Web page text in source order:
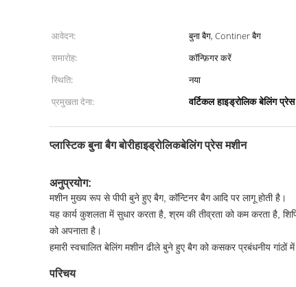
आवेदन: बुना बैग, Continer बैग
समारोह:
कॉन्फ़िगर करें
स्थिति:
नया
प्रमुखता देना:
वर्टिकल हाइड्रोलिक बेलिंग
प्लास्टिक बुना बैग बोरीहाइड्रोलिकबेलिंग प्रेस मशीन
अनुप्रयोग:
मशीन मुख्य रूप से पीपी बुने हुए बैग, कॉन्टिनर बैग आदि पर लागू होती है।
यह कार्य कुशलता में सुधार करता है, श्रम की तीव्रता को कम करता है,
को अपनाता है।
हमारी स्वचालित बेलिंग मशीन ढीले बुने हुए बैग को कसकर प्रबंधनीय
परिचय